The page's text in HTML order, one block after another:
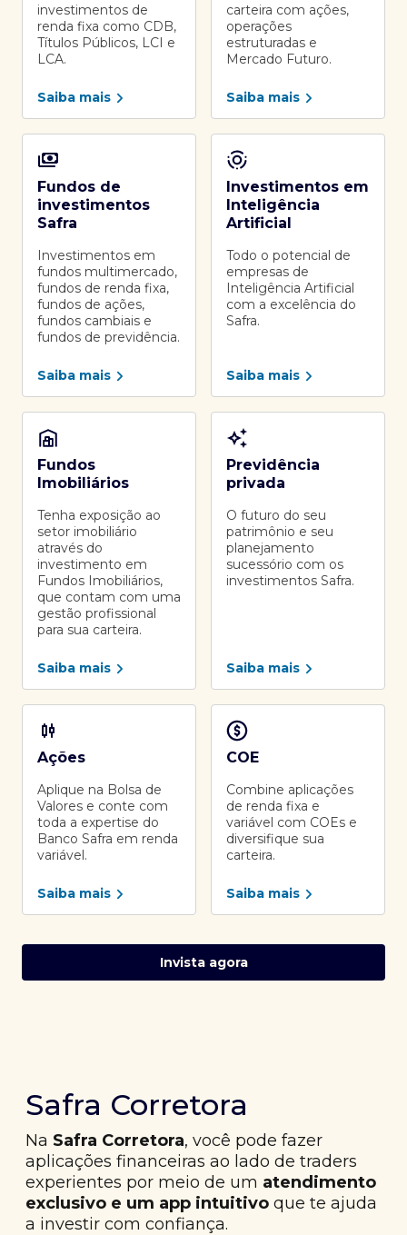
investimentos de
renda fixa como CDB,
Títulos Públicos, LCI e
LCA.
Saiba mais
carteira com ações,
operações
estruturadas e
Mercado Futuro.
Saiba mais
Fundos de
investimentos
Safra
Investimentos em
fundos multimercado,
fundos de renda fixa,
fundos de ações,
fundos cambiais e
fundos de previdência.
Saiba mais
Investimentos em
Inteligência
Artificial
Todo o potencial de
empresas de
Inteligência Artificial
com a excelência do
Safra.
Saiba mais
Fundos
Imobiliários
Tenha exposição ao
setor imobiliário
através do
investimento em
Fundos Imobiliários,
que contam com uma
gestão profissional
para sua carteira.
Saiba mais
Previdência
privada
O futuro do seu
patrimônio e seu
planejamento
sucessório com os
investimentos Safra.
Saiba mais
Ações
Aplique na Bolsa de
Valores e conte com
toda a expertise do
Banco Safra em renda
variável.
Saiba mais
COE
Combine aplicações
de renda fixa e
variável com COEs e
diversifique sua
carteira.
Saiba mais
Invista agora
Safra Corretora
Na Safra Corretora, você pode fazer
aplicações financeiras ao lado de traders
experientes por meio de um atendimento
exclusivo e um app intuitivo que te ajuda
a investir com confiança.